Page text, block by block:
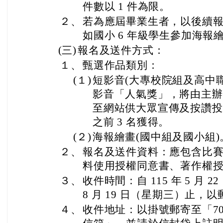
件數以 1 件為限。
２、 若為應屆畢業生者，以後續
如國小 6 年級學生參加海報
(三)報名及送件方式：
１、 甄選作品類別：
(１) 短影音(大專校院組及高中
影音「人氣獎」，將由主
至網站供大眾宣傳及按讚
之前 3 名獲得。
(２)海報繪畫(國中組及國小組)
２、 報名及送件資料：應包含比
料使用授權同意書、著作權
３、
收件時間：自 115 年 5 月
8 月 19 日（星期三）止，以
４、
收件地址：以掛號郵寄至「